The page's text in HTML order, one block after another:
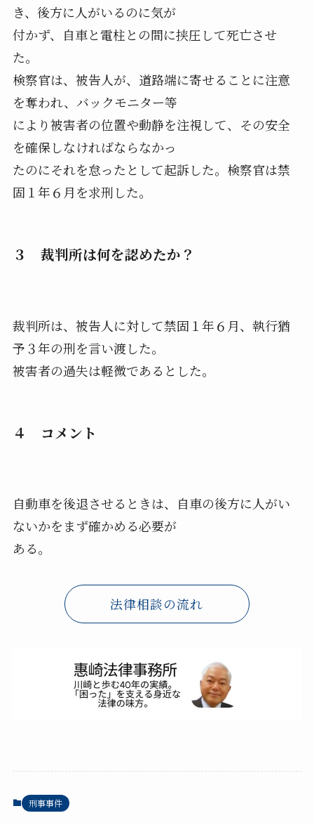
き、後方に人がいるのに気が
付かず、自車と電柱との間に挟圧して死亡させ
た。
検察官は、被告人が、道路端に寄せることに注意
を奪われ、バックモニター等
により被害者の位置や動静を注視して、その安全
を確保しなければならなかっ
たのにそれを怠ったとして起訴した。検察官は禁
固１年６月を求刑した。
３ 裁判所は何を認めたか？
裁判所は、被告人に対して禁固１年６月、執行猶
予３年の刑を言い渡した。
被害者の過失は軽微であるとした。
４ コメント
自動車を後退させるときは、自車の後方に人がい
ないかをまず確かめる必要が
ある。
法律相談の流れ
刑事事件